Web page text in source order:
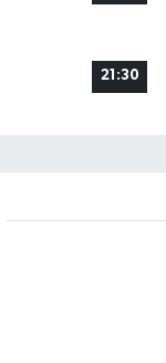
21:30